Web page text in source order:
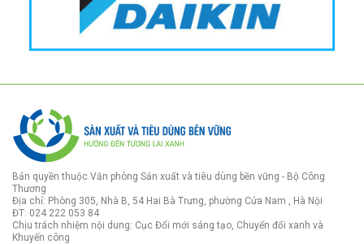
Bản quyền thuộc Văn phòng Sản xuất và tiêu dùng bền vững - Bộ Công
Thương
Địa chỉ: Phòng 305, Nhà B, 54 Hai Bà Trưng, phường Cửa Nam , Hà Nội
ĐT: 024 222 053 84
Chịu trách nhiệm nội dung: Cục Đổi mới sáng tạo, Chuyển đổi xanh và
Khuyến công